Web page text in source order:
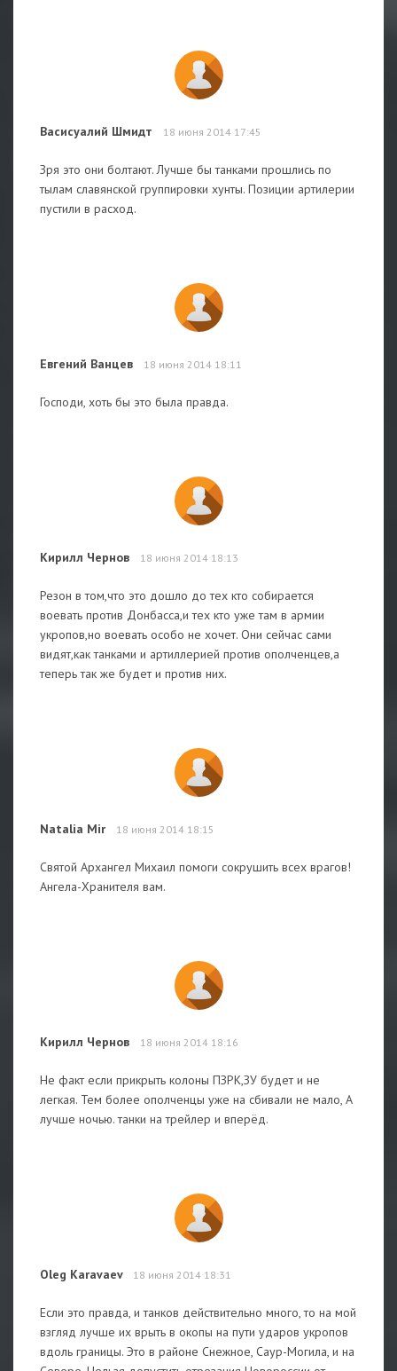
Васисуалий Шмидт 18 июня 2014 17:45
Зря это они болтают. Лучше бы танками прошлись по
тылам славянской группировки хунты. Позиции артилерии
пустили в расход.
Евгений Ванцев 18 июня 2014 18:11
Господи, хоть бы это была правда.
Кирилл Чернов 18 июня 2014 18:13
Резон в том,что это дошло до тех кто собирается
воевать против Донбасса,и тех кто уже там в армии
укропов,но воевать особо не хочет. Они сейчас сами
видят,как танками и артиллерией против ополченцев,а
теперь так же будет и против них.
Natalia Mir 18 июня 2014 18:15
Святой Архангел Михаил помоги сокрушить всех врагов!
Ангела-Хранителя вам.
Кирилл Чернов 18 июня 2014 18:16
Не факт если прикрыть колоны ПЗРК,ЗУ будет и не
легкая. Тем более ополченцы уже на сбивали не мало, А
лучше ночью. танки на трейлер и вперёд.
Oleg Karavaev 18 июня 2014 18:31
Если это правда, и танков действительно много, то на мой
взгляд лучше их врыть в окопы на пути ударов укропов
вдоль границы. Это в районе Снежное, Саур-Могила, и на